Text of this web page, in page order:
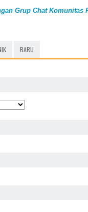
Grup Chat Komunitas
BARU